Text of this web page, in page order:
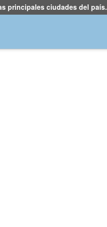
principales ciudades del país.